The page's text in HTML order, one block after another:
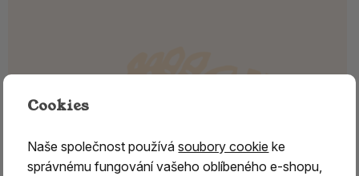
Cookies
Naše společnost používásoubory cookie ke
správnému fungování vašeho oblíbeného e-shopu,